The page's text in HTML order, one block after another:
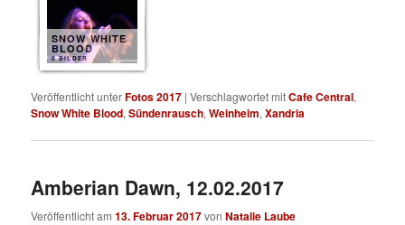
SNOW WHITE
BLOOD
8 BILDER
Veröffentlicht unterFotos 2017 |Verschlagwortet mitCafe Central,
Snow White Blood,Sündenrausch,Weinheim,Xandria
Amberian Dawn, 12.02.2017
Veröffentlicht am13. Februar 2017vonNatalie Laube